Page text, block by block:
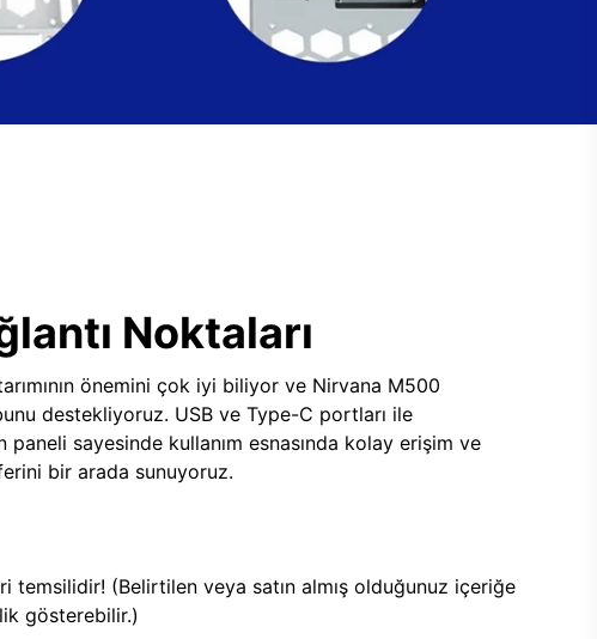
Noktaları
önemini çok iyi biliyor ve Nirvana M500
destekliyoruz. USB ve Type-C portları ile
paneli sayesinde kullanım esnasında kolay erişim ve
bir arada sunuyoruz.
temsilidir! (Belirtilen veya satın almış olduğunuz içeriğe
gösterebilir.)